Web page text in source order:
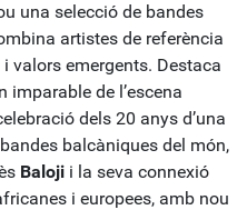
una selecció de bandes
artistes de referència
valors emergents. Destaca
imparable de l’escena
dels 20 anys d’una
balcàniques del món,
Baloji i la seva connexió
i europees, amb nou